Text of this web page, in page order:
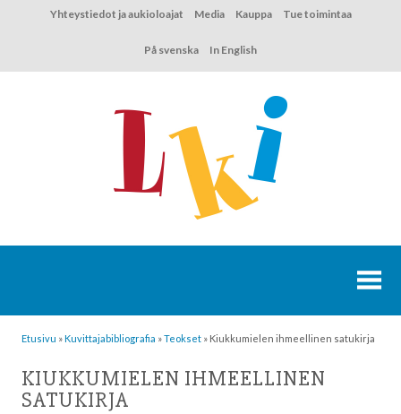
Yhteystiedot ja aukioloajat Media Kauppa Tue toimintaa
På svenska In English
Etusivu »Kuvittaja­bibliografia »Teokset » Kiukkumielen ihmeellinen satukirja
KIUKKUMIELEN IHMEELLINEN
SATUKIRJA